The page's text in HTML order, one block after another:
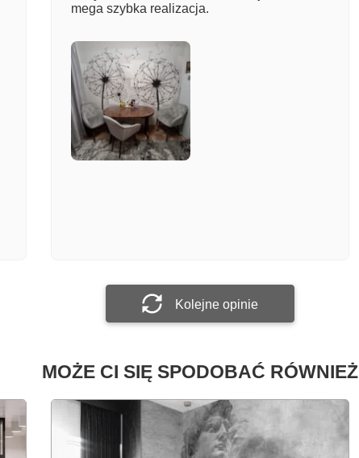
Załącz zdjęcie
mega szybka realizacja.
Kolejne opinie
MOŻE CI SIĘ SPODOBAĆ RÓWNIEŻ